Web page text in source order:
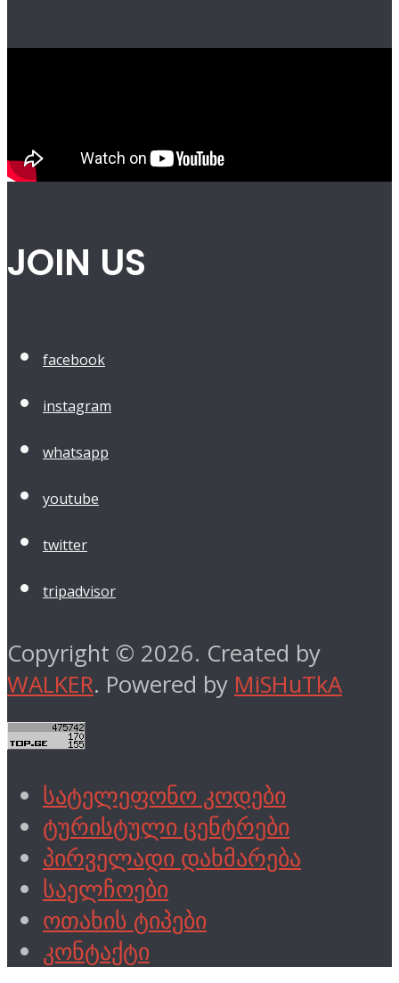
JOIN US
facebook
instagram
whatsapp
youtube
twitter
tripadvisor
Copyright © 2026. Created by
WALKER. Powered by MiSHuTkA
სატელეფონო კოდები
ტურისტული ცენტრები
პირველადი დახმარება
საელჩოები
ოთახის ტიპები
კონტაქტი